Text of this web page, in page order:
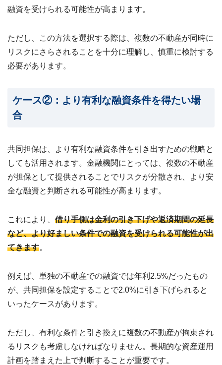
融資を受けられる可能性が高まります。
ただし、この方法を選択する際は、複数の不動産が同時に
リスクにさらされることを十分に理解し、慎重に検討する
必要があります。
ケース②：より有利な融資条件を得たい場
合
共同担保は、より有利な融資条件を引き出すための戦略と
しても活用されます。金融機関にとっては、複数の不動産
が担保として提供されることでリスクが分散され、より安
全な融資と判断される可能性が高まります。
これにより、 借り手側は金利の引き下げや返済期間の延長
など、より好ましい条件での融資を受けられる可能性が出
てきます。
例えば、単独の不動産での融資では年利2.5%だったもの
が、共同担保を設定することで2.0%に引き下げられると
いったケースがあります。
ただし、有利な条件と引き換えに複数の不動産が拘束され
るリスクも考慮しなければなりません。長期的な資産運用
計画を踏まえた上で判断することが重要です。